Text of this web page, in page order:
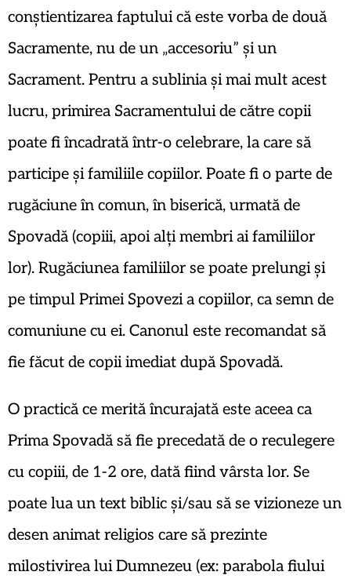
conștientizarea faptului că este vorba de două
Sacramente, nu de un „accesoriu” și un
Sacrament. Pentru a sublinia și mai mult acest
lucru, primirea Sacramentului de către copii
poate fi încadrată într-o celebrare, la care să
participe și familiile copiilor. Poate fi o parte de
rugăciune în comun, în biserică, urmată de
Spovadă (copiii, apoi alți membri ai familiilor
lor). Rugăciunea familiilor se poate prelungi și
pe timpul Primei Spovezi a copiilor, ca semn de
comuniune cu ei. Canonul este recomandat să
fie făcut de copii imediat după Spovadă.
O practică ce merită încurajată este aceea ca
Prima Spovadă să fie precedată de o reculegere
cu copiii, de 1-2 ore, dată fiind vârsta lor. Se
poate lua un text biblic și/sau să se vizioneze un
desen animat religios care să prezinte
milostivirea lui Dumnezeu (ex: parabola fiului